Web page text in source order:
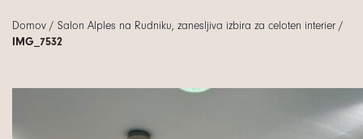
Domov / Salon Alples na Rudniku, zanesljiva izbira za celoten interier /
IMG_7532